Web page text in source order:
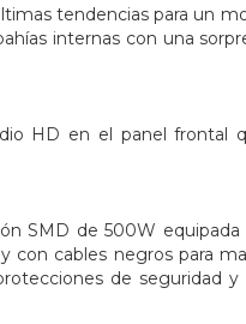
tendencias para un
internas con una
HD en el panel
SMD de 500W
con cables negros para
de seguridad